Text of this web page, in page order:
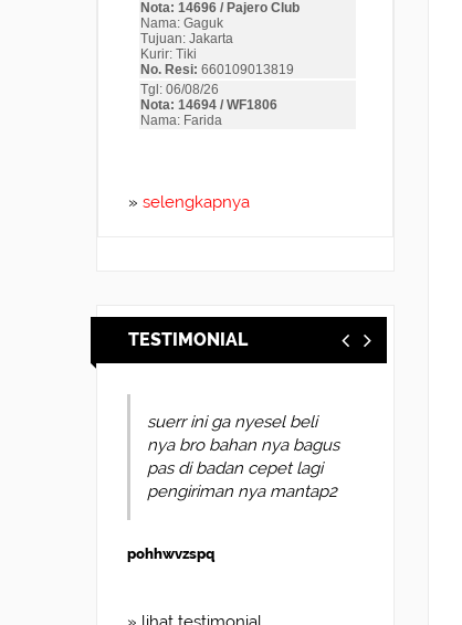
» selengkapnya
TESTIMONIAL
suerr ini ga nyesel beli
nya bro bahan nya bagus
pas di badan cepet lagi
pengiriman nya mantap2
pohhwvzspq